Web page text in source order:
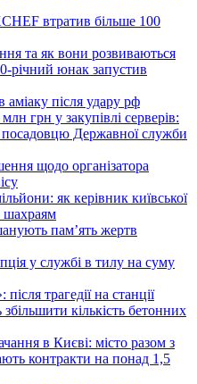
втратив більше 100
та як вони розвиваються
річний юнак запустив
аміаку після удару рф
грн у закупівлі серверів:
посадовцю Державної служби
щодо організатора
як керівник київської
шахраям
пам’ять жертв
у службі в тилу на суму
трагедії на станції
кількість бетонних
в Києві: місто разом з
контракти на понад 1,5